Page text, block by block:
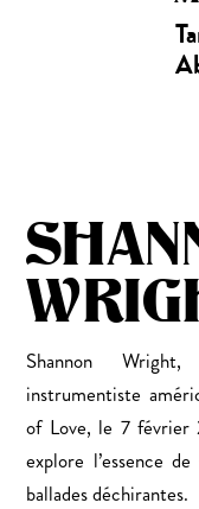
Shannon
instrumentiste
of Love, le 7 février
explore l’essence
ballades déchirantes.